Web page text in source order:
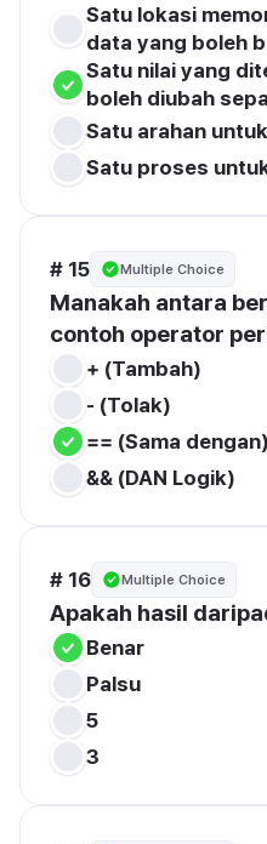
Satu lokasi
data yang boleh
Satu nilai yang
boleh diubah
Satu arahan
Satu proses
# 15 Multiple Choice
Manakah antara
contoh operator
+ (Tambah)
- (Tolak)
== (Sama dengan)
&& (DAN Logik)
# 16 Multiple Choice
Apakah hasil
Benar
Palsu
5
3